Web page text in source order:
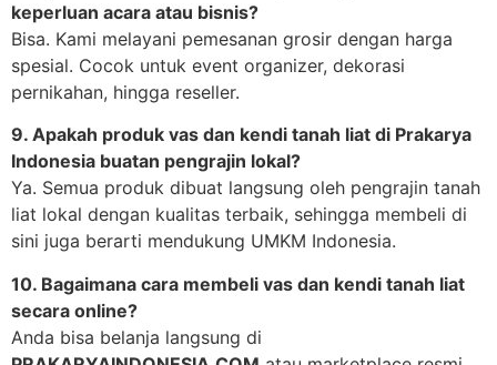
keperluan acara atau bisnis?
Bisa. Kami melayani pemesanan grosir dengan harga
spesial. Cocok untuk event organizer, dekorasi
pernikahan, hingga reseller.
9. Apakah produk vas dan kendi tanah liat di Prakarya
Indonesia buatan pengrajin lokal?
Ya. Semua produk dibuat langsung oleh pengrajin tanah
liat lokal dengan kualitas terbaik, sehingga membeli di
sini juga berarti mendukung UMKM Indonesia.
10. Bagaimana cara membeli vas dan kendi tanah liat
secara online?
Anda bisa belanja langsung di